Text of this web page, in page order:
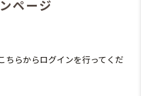
ページ
ちらからログインを行ってくだ